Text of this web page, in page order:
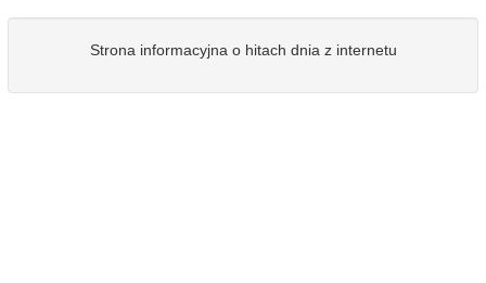
Strona informacyjna o hitach dnia z internetu